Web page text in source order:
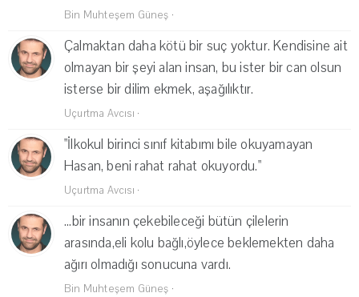
Bin Muhteşem Güneş ·
Çalmaktan daha kötü bir suç yoktur. Kendisine ait
olmayan bir şeyi alan insan, bu ister bir can olsun
isterse bir dilim ekmek, aşağılıktır.
Uçurtma Avcısı ·
"İlkokul birinci sınıf kitabımı bile okuyamayan
Hasan, beni rahat rahat okuyordu."
Uçurtma Avcısı ·
...bir insanın çekebileceği bütün çilelerin
arasında,eli kolu bağlı,öylece beklemekten daha
ağırı olmadığı sonucuna vardı.
Bin Muhteşem Güneş ·